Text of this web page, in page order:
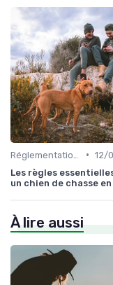
• 12/
Les règles
un chien de chasse
À lire aussi